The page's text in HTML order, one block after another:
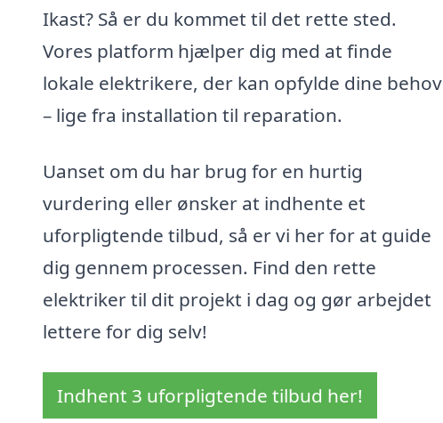
Ikast? Så er du kommet til det rette sted.
Vores platform hjælper dig med at finde
lokale elektrikere, der kan opfylde dine behov
– lige fra installation til reparation.
Uanset om du har brug for en hurtig
vurdering eller ønsker at indhente et
uforpligtende tilbud, så er vi her for at guide
dig gennem processen. Find den rette
elektriker til dit projekt i dag og gør arbejdet
lettere for dig selv!
Indhent 3 uforpligtende tilbud her!